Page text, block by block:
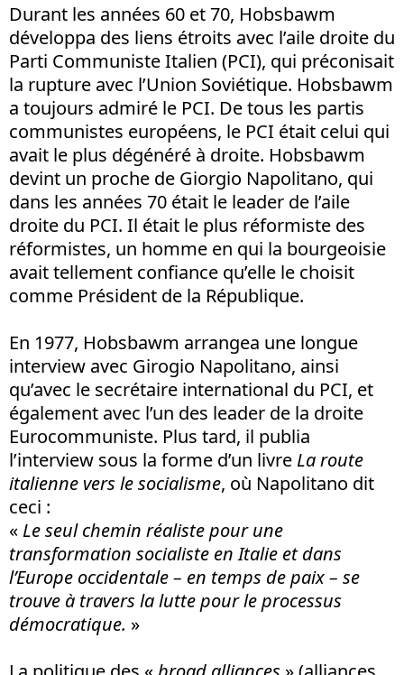
Durant les années 60 et 70, Hobsbawm
développa des liens étroits avec l’aile droite du
Parti Communiste Italien (PCI), qui préconisait
la rupture avec l’Union Soviétique. Hobsbawm
a toujours admiré le PCI. De tous les partis
communistes européens, le PCI était celui qui
avait le plus dégénéré à droite. Hobsbawm
devint un proche de Giorgio Napolitano, qui
dans les années 70 était le leader de l’aile
droite du PCI. Il était le plus réformiste des
réformistes, un homme en qui la bourgeoisie
avait tellement confiance qu’elle le choisit
comme Président de la République.
En 1977, Hobsbawm arrangea une longue
interview avec Girogio Napolitano, ainsi
qu’avec le secrétaire international du PCI, et
également avec l’un des leader de la droite
Eurocommuniste. Plus tard, il publia
l’interview sous la forme d’un livre La route
italienne vers le socialisme, où Napolitano dit
ceci :
« Le seul chemin réaliste pour une
transformation socialiste en Italie et dans
l’Europe occidentale – en temps de paix – se
trouve à travers la lutte pour le processus
démocratique. »